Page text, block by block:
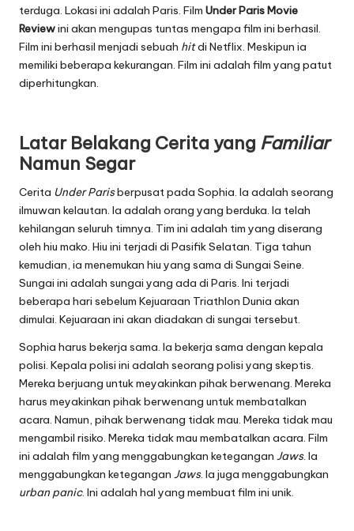
terduga. Lokasi ini adalah Paris. Film Under Paris Movie
Reviewini akan mengupas tuntas mengapa film ini berhasil.
Film ini berhasil menjadi sebuah hitdi Netflix. Meskipun ia
memiliki beberapa kekurangan. Film ini adalah film yang patut
diperhitungkan.
Latar Belakang Cerita yang Familiar
Namun Segar
Cerita Under Parisberpusat pada Sophia. Ia adalah seorang
ilmuwan kelautan. Ia adalah orang yang berduka. Ia telah
kehilangan seluruh timnya. Tim ini adalah tim yang diserang
oleh hiu mako. Hiu ini terjadi di Pasifik Selatan. Tiga tahun
kemudian, ia menemukan hiu yang sama di Sungai Seine.
Sungai ini adalah sungai yang ada di Paris. Ini terjadi
beberapa hari sebelum Kejuaraan Triathlon Dunia akan
dimulai. Kejuaraan ini akan diadakan di sungai tersebut.
Sophia harus bekerja sama. Ia bekerja sama dengan kepala
polisi. Kepala polisi ini adalah seorang polisi yang skeptis.
Mereka berjuang untuk meyakinkan pihak berwenang. Mereka
harus meyakinkan pihak berwenang untuk membatalkan
acara. Namun, pihak berwenang tidak mau. Mereka tidak mau
mengambil risiko. Mereka tidak mau membatalkan acara. Film
ini adalah film yang menggabungkan ketegangan Jaws. Ia
menggabungkan ketegangan Jaws. Ia juga menggabungkan
urban panic. Ini adalah hal yang membuat film ini unik.